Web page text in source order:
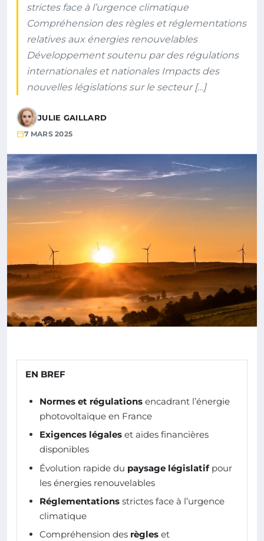
strictes face à l’urgence climatique
Compréhension des règles et réglementations
relatives aux énergies renouvelables
Développement soutenu par des régulations
internationales et nationales Impacts des
nouvelles législations sur le secteur […]
JULIE GAILLARD
7 MARS 2025
EN BREF
Normes et régulations encadrant l’énergie
photovoltaïque en France
Exigences légales et aides financières
disponibles
Évolution rapide du paysage législatifpour
les énergies renouvelables
Réglementations strictes face à l’urgence
climatique
Compréhension des règles et